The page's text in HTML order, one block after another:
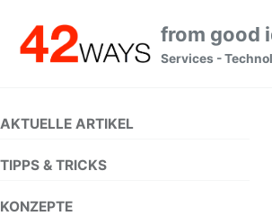
from good
Services -
AKTUELLE ARTIKEL
TIPPS & TRICKS
KONZEPTE